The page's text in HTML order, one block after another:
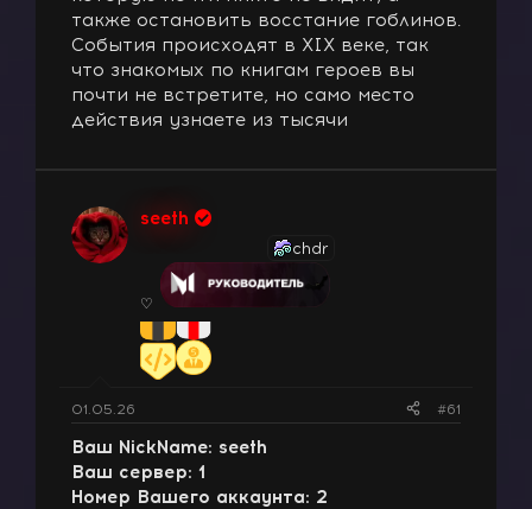
также остановить восстание гоблинов.
События происходят в XIX веке, так
что знакомых по книгам героев вы
почти не встретите, но само место
действия узнаете из тысячи
seeth
chdr
♡
01.05.26 #61
Ваш NickName: seeth
Ваш сервер: 1
Номер Вашего аккаунта: 2